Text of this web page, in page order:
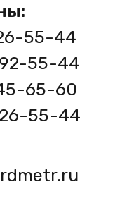
55-44
55-44
65-60
55-44